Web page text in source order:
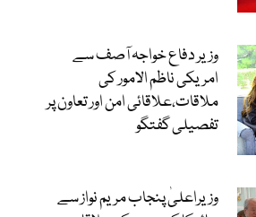
وزیر دفاع خواجہ آصف سے
امریکی ناظم الامور کی
ملاقات،علاقائی امن اور تعاون پر
تفصیلی گفتگو
وزیراعلیٰ پنجاب مریم نواز سے